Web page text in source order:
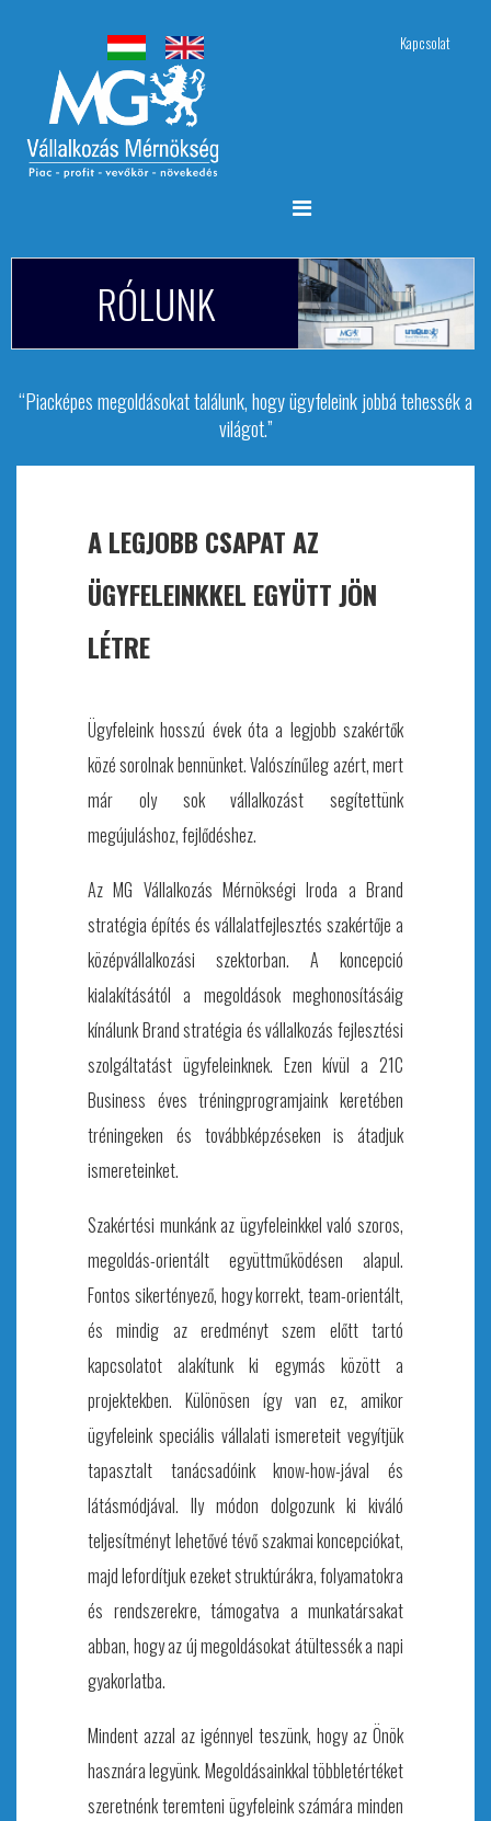
Kapcsolat
RÓLUNK
“Piacképes megoldásokat találunk, hogy ügyfeleink jobbá tehessék a
világot.”
A LEGJOBB CSAPAT AZ
ÜGYFELEINKKEL EGYÜTT JÖN
LÉTRE
Ügyfeleink hosszú évek óta a legjobb szakértők
közésorolnak bennünket. Valószínűleg azért, mert
már oly sok vállalkozást segítettünk
megújuláshoz, fejlődéshez.
Az MG Vállalkozás Mérnökségi Iroda a Brand
stratégia építés és vállalatfejlesztés szakértője a
középvállalkozási szektorban. A koncepció
kialakításától a megoldások meghonosításáig
kínálunk Brand stratégia és vállalkozás fejlesztési
szolgáltatást ügyfeleinknek. Ezen kívül a 21C
Business éves tréningprogramjaink keretében
tréningeken és továbbképzéseken is átadjuk
ismereteinket.
Szakértési munkánk az ügyfeleinkkel valószoros,
megoldás-orientált együttműködésen alapul.
Fontos sikertényező, hogy korrekt, team-orientált,
és mindig az eredményt szem előtt tartó
kapcsolatot alakítunk ki egymás között a
projektekben. Különösen így van ez, amikor
ügyfeleink speciális vállalati ismereteit vegyítjük
tapasztalt tanácsadóink know-how-jávalés
látásmódjával. Ily módon dolgozunk ki kiváló
teljesítményt lehetővétévő szakmai koncepciókat,
majd lefordítjuk ezeket struktúrákra, folyamatokra
és rendszerekre, támogatva a munkatársakat
abban, hogy az új megoldásokat átültessék a napi
gyakorlatba.
Mindent azzal az igénnyel teszünk, hogy az Önök
hasznára legyünk. Megoldásainkkal többletértéket
szeretnénk teremteni ügyfeleink számára minden